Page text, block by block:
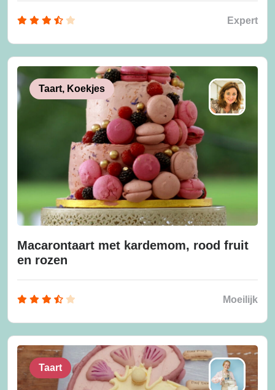
Expert
Taart, Koekjes
Macarontaart met kardemom, rood fruit
en rozen
Moeilijk
Taart